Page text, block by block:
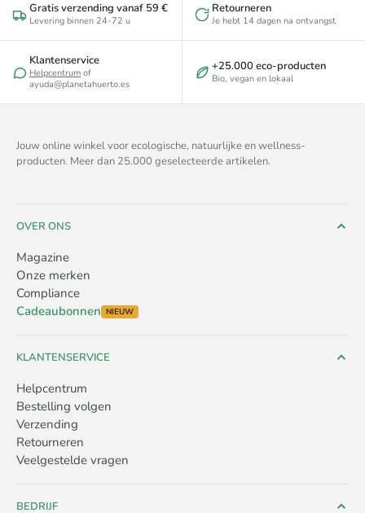
Gratis verzending vanaf 59 €
Levering binnen 24-72 u
Retourneren
Je hebt 14 dagen na ontvangst
Klantenservice
Helpcentrum of
ayuda@planetahuerto.es
+25.000 eco-producten
Bio, vegan en lokaal
Jouw online winkel voor ecologische, natuurlijke en wellness-
producten. Meer dan 25.000 geselecteerde artikelen.
OVER ONS
Magazine
Onze merken
Compliance
Cadeaubonnen NIEUW
KLANTENSERVICE
Helpcentrum
Bestelling volgen
Verzending
Retourneren
Veelgestelde vragen
BEDRIJF